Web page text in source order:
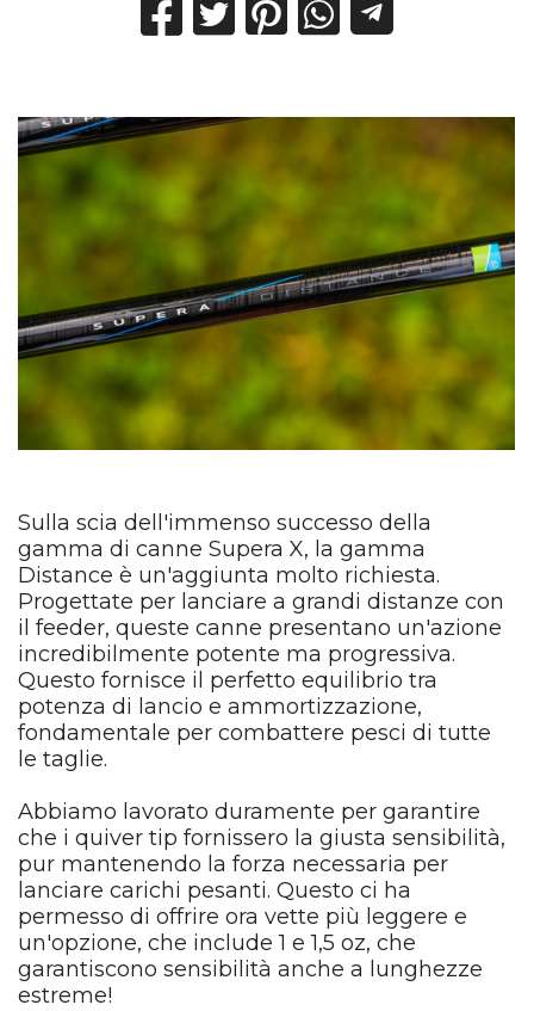
Sulla scia dell'immenso successo della
gamma di canne Supera X, la gamma
Distance è un'aggiunta molto richiesta.
Progettate per lanciare a grandi distanze con
il feeder, queste canne presentano un'azione
incredibilmente potente ma progressiva.
Questo fornisce il perfetto equilibrio tra
potenza di lancio e ammortizzazione,
fondamentale per combattere pesci di tutte
le taglie.
Abbiamo lavorato duramente per garantire
che i quiver tip fornissero la giusta sensibilità,
pur mantenendo la forza necessaria per
lanciare carichi pesanti. Questo ci ha
permesso di offrire ora vette più leggere e
un'opzione, che include 1 e 1,5 oz, che
garantiscono sensibilità anche a lunghezze
estreme!